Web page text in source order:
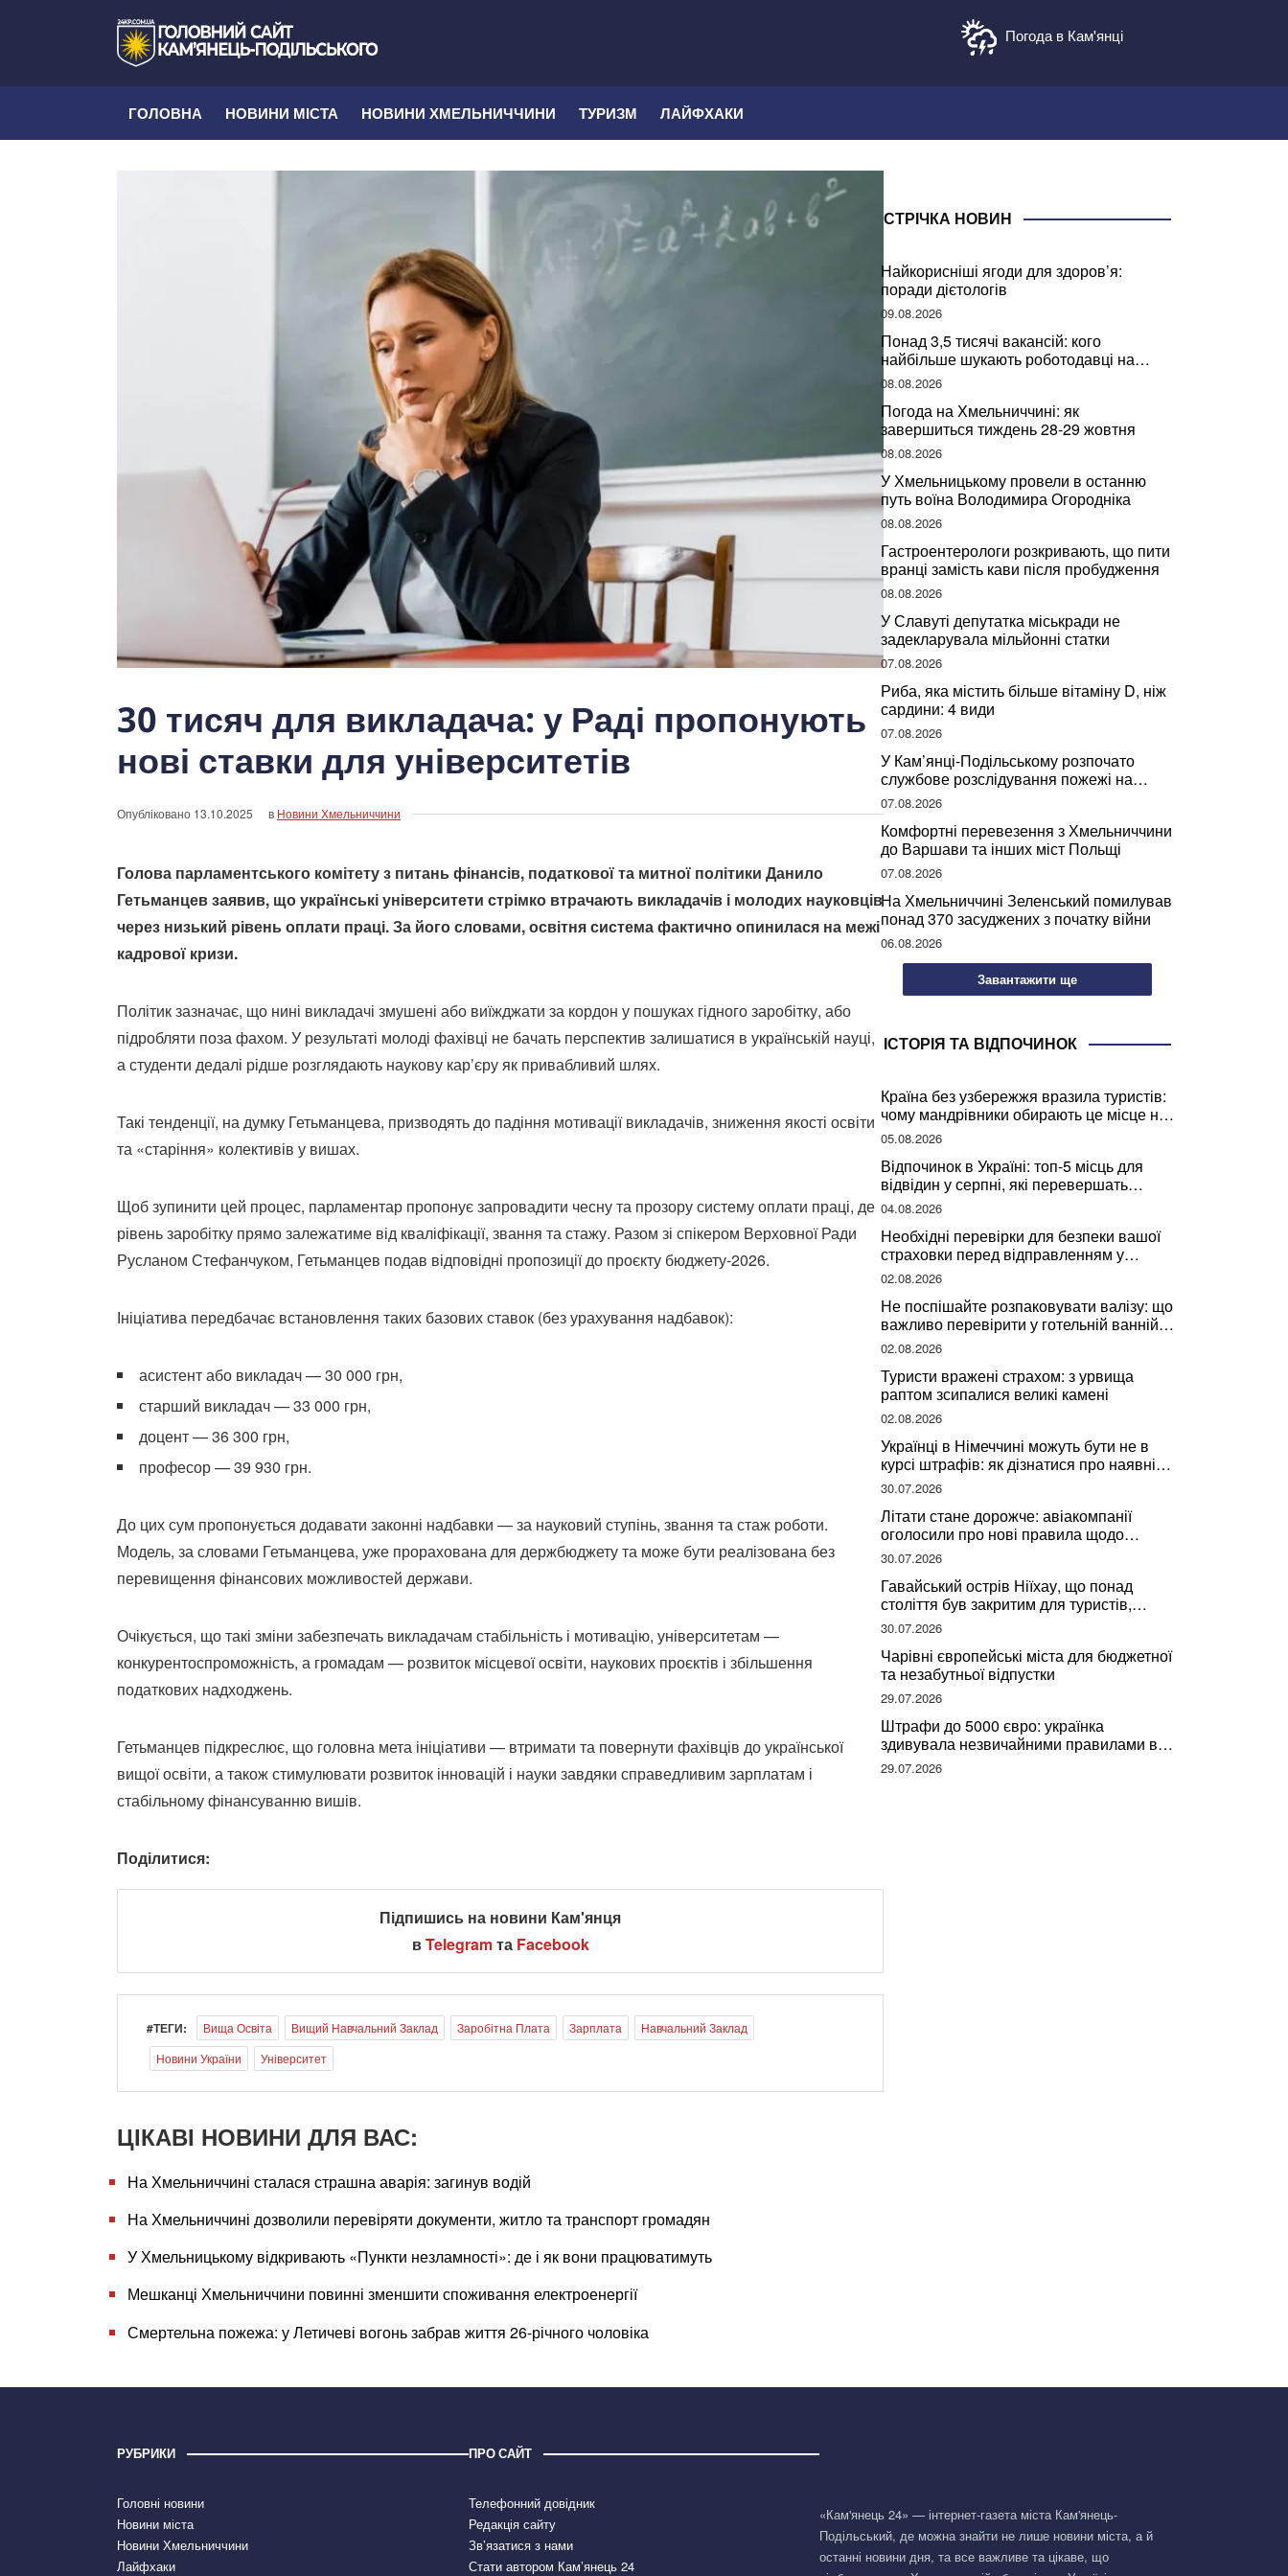
Погода в Кам'янці
ГОЛОВНА НОВИНИ МІСТА НОВИНИ ХМЕЛЬНИЧЧИНИ ТУРИЗМ ЛАЙФХАКИ
30 тисяч для викладача: у Раді пропонують
нові ставки для університетів
Опубліковано 13.10.2025 в Новини Хмельниччини
Голова парламентського комітету з питань фінансів, податкової та митної політики Данило
Гетьманцев заявив, що українські університети стрімко втрачають викладачів і молодих науковців
через низький рівень оплати праці. За його словами, освітня система фактично опинилася на межі
кадрової кризи.
Політик зазначає, що нині викладачі змушені або виїжджати за кордон у пошуках гідного заробітку, або
підробляти поза фахом. У результаті молоді фахівці не бачать перспектив залишатися в українській науці,
а студенти дедалі рідше розглядають наукову кар’єру як привабливий шлях.
Такі тенденції, на думку Гетьманцева, призводять до падіння мотивації викладачів, зниження якості освіти
та «старіння» колективів у вишах.
Щоб зупинити цей процес, парламентар пропонує запровадити чесну та прозору систему оплати праці, де
рівень заробітку прямо залежатиме від кваліфікації, звання та стажу. Разом зі спікером Верховної Ради
Русланом Стефанчуком, Гетьманцев подав відповідні пропозиції до проєкту бюджету-2026.
Ініціатива передбачає встановлення таких базових ставок (без урахування надбавок):
асистент або викладач — 30 000 грн,
старший викладач — 33 000 грн,
доцент — 36 300 грн,
професор — 39 930 грн.
До цих сум пропонується додавати законні надбавки — за науковий ступінь, звання та стаж роботи.
Модель, за словами Гетьманцева, уже прорахована для держбюджету та може бути реалізована без
перевищення фінансових можливостей держави.
Очікується, що такі зміни забезпечать викладачам стабільність і мотивацію, університетам —
конкурентоспроможність, а громадам — розвиток місцевої освіти, наукових проєктів і збільшення
податкових надходжень.
Гетьманцев підкреслює, що головна мета ініціативи — втримати та повернути фахівців до української
вищої освіти, а також стимулювати розвиток інновацій і науки завдяки справедливим зарплатам і
стабільному фінансуванню вишів.
Поділитися:
Підпишись на новини Кам'янця
вTelegramта Facebook
#ТЕГИ: Вища Освіта Вищий Навчальний Заклад Заробітна Плата Зарплата
Навчальний Заклад
Новини України
Університет
ЦІКАВІ НОВИНИ ДЛЯ ВАС:
На Хмельниччині сталася страшна аварія: загинув водій
На Хмельниччині дозволили перевіряти документи, житло та транспорт громадян
У Хмельницькому відкривають «Пункти незламності»: де і як вони працюватимуть
Мешканці Хмельниччини повинні зменшити споживання електроенергії
Смертельна пожежа: у Летичеві вогонь забрав життя 26-річного чоловіка
СТРІЧКА НОВИН
Найкорисніші ягоди для здоров’я:
поради дієтологів
09.08.2026
Понад 3,5 тисячі вакансій: кого
найбільше шукають роботодавці на
Хмельниччині
08.08.2026
Погода на Хмельниччині: як
завершиться тиждень 28-29 жовтня
08.08.2026
У Хмельницькому провели в останню
путь воїна Володимира Огородніка
08.08.2026
Гастроентерологи розкривають, що пити
вранці замість кави після пробудження
08.08.2026
У Славуті депутатка міськради не
задекларувала мільйонні статки
07.08.2026
Риба, яка містить більше вітаміну D, ніж
сардини: 4 види
07.08.2026
У Кам’янці-Подільському розпочато
службове розслідування пожежі на
сміттєзвалищі
07.08.2026
Комфортні перевезення з Хмельниччини
до Варшави та інших міст Польщі
07.08.2026
На Хмельниччині Зеленський помилував
понад 370 засуджених з початку війни
06.08.2026
Завантажити ще
ІСТОРІЯ ТА ВІДПОЧИНОК
Країна без узбережжя вразила туристів:
чому мандрівники обирають це місце на
відпочинок
05.08.2026
Відпочинок в Україні: топ-5 місць для
відвідин у серпні, які перевершать
закордонні враження
04.08.2026
Необхідні перевірки для безпеки вашої
страховки перед відправленням у
подорож
02.08.2026
Не поспішайте розпаковувати валізу: що
важливо перевірити у готельній ванній
за словами досвідченої мандрівниці
02.08.2026
Туристи вражені страхом: з урвища
раптом зсипалися великі камені
02.08.2026
Українці в Німеччині можуть бути не в
курсі штрафів: як дізнатися про наявні
борги
30.07.2026
Літати стане дорожче: авіакомпанії
оголосили про нові правила щодо
вибору місць
30.07.2026
Гавайський острів Ніїхау, що понад
століття був закритим для туристів,
починає приймати перших відвідувачів
30.07.2026
Чарівні європейські міста для бюджетної
та незабутньої відпустки
29.07.2026
Штрафи до 5000 євро: українка
здивувала незвичайними правилами в
Німеччині та поділилася правдою
29.07.2026
РУБРИКИ
Головні новини
Новини міста
Новини Хмельниччини
Лайфхаки
ПРО САЙТ
Телефонний довідник
Редакція сайту
Зв’язатися з нами
Стати автором Кам’янець 24
«Кам'янець 24» — інтернет-газета міста Кам'янець-
Подільський, де можна знайти не лише новини міста, а й
останні новини дня, та все важливе та цікаве, що